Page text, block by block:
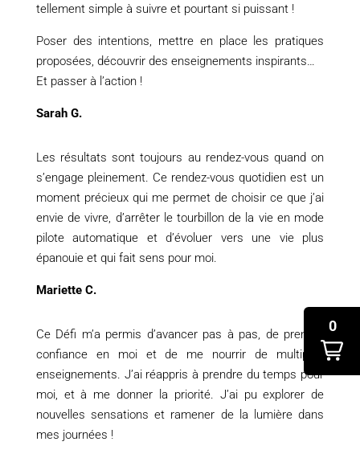
tellement simple à suivre et pourtant si puissant !
Poser des intentions, mettre en place les pratiques
proposées, découvrir des enseignements inspirants…
Et passer à l’action !
Sarah G.
Les résultats sont toujours au rendez-vous quand on
s’engage pleinement. Ce rendez-vous quotidien est un
moment précieux qui me permet de choisir ce que j’ai
envie de vivre, d’arrêter le tourbillon de la vie en mode
pilote automatique et d’évoluer vers une vie plus
épanouie et qui fait sens pour moi.
Mariette C.
Ce Défi m’a permis d’avancer pas à pas, de prendre
confiance en moi et de me nourrir de multiples
enseignements. J’ai réappris à prendre du temps pour
moi, et à me donner la priorité. J’ai pu explorer de
nouvelles sensations et ramener de la lumière dans
mes journées !
0